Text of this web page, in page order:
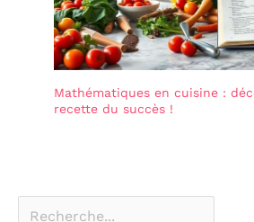
Mathématiques en cuisine :
recette du succès !